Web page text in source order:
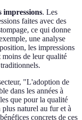
impressions. Les
faites avec des
ce qui donne
une analyse
les impressions
moins de leur qualité
"L'adoption de
dans les années à
que pour la qualité
plus naturel au fur et à
concrets de ces